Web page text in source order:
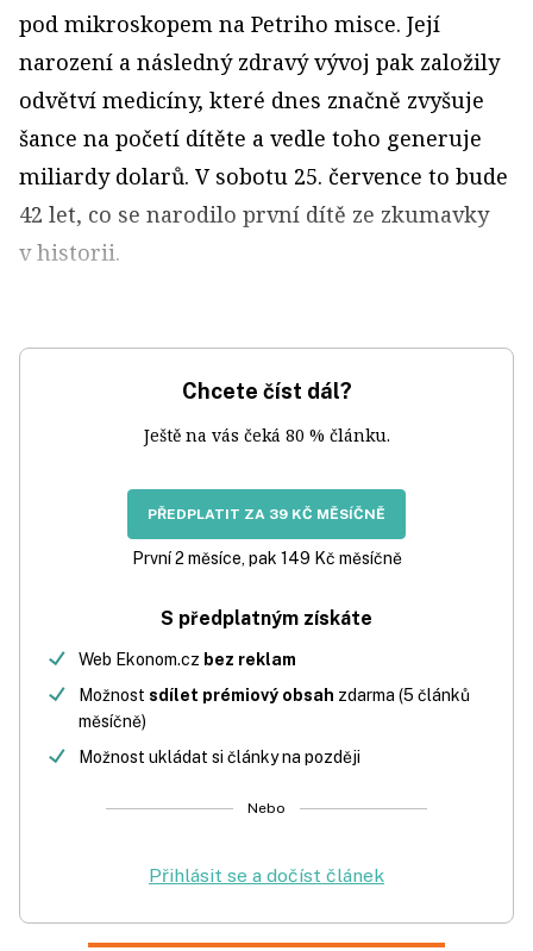
pod mikroskopem na Petriho misce. Její
narození a následný zdravý vývoj pak založily
odvětví medicíny, které dnes značně zvyšuje
šance na početí dítěte a vedle toho generuje
miliardy dolarů. V sobotu 25. července to bude
42 let, co se narodilo první dítě ze zkumavky
v historii.
Chcete číst dál?
Ještě na vás čeká 80 % článku.
PŘEDPLATIT ZA 39 KČ MĚSÍČNĚ
První 2 měsíce, pak 149 Kč měsíčně
S předplatným získáte
Web Ekonom.cz bez reklam
Možnost sdílet prémiový obsah zdarma (5 článků
měsíčně)
Možnost ukládat si články na později
Nebo
Přihlásit se a dočíst článek